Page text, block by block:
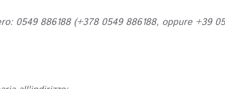
0549 886188 (+378 0549 886188, oppure +39